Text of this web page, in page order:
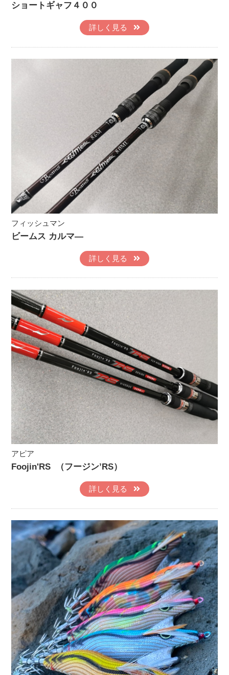
ショートギャフ４００
詳しく見る
フィッシュマン
ビームス カルマ―
詳しく見る
アピア
Foojin'RS （フージン’RS）
詳しく見る